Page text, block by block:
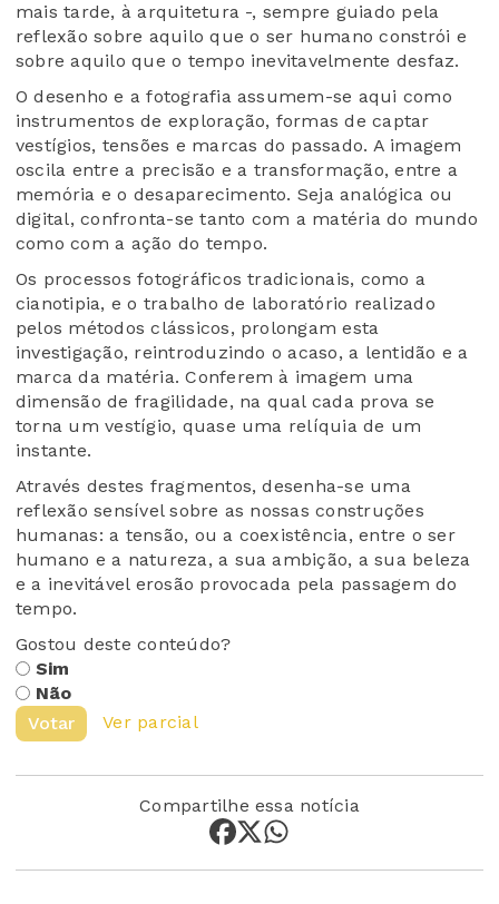
mais tarde, à arquitetura -, sempre guiado pela
reflexão sobre aquilo que o ser humano constrói e
sobre aquilo que o tempo inevitavelmente desfaz.
O desenho e a fotografia assumem-se aqui como
instrumentos de exploração, formas de captar
vestígios, tensões e marcas do passado. A imagem
oscila entre a precisão e a transformação, entre a
memória e o desaparecimento. Seja analógica ou
digital, confronta-se tanto com a matéria do mundo
como com a ação do tempo.
Os processos fotográficos tradicionais, como a
cianotipia, e o trabalho de laboratório realizado
pelos métodos clássicos, prolongam esta
investigação, reintroduzindo o acaso, a lentidão e a
marca da matéria. Conferem à imagem uma
dimensão de fragilidade, na qual cada prova se
torna um vestígio, quase uma relíquia de um
instante.
Através destes fragmentos, desenha-se uma
reflexão sensível sobre as nossas construções
humanas: a tensão, ou a coexistência, entre o ser
humano e a natureza, a sua ambição, a sua beleza
e a inevitável erosão provocada pela passagem do
tempo.
Gostou deste conteúdo?
Sim
Não
Votar
Ver parcial
Compartilhe essa notícia